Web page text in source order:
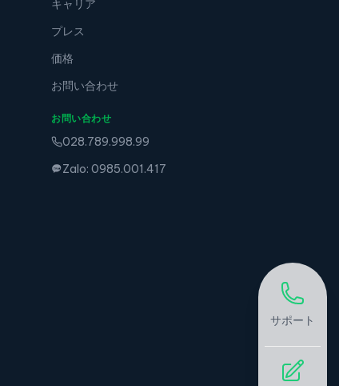
キャリア
プレス
価格
お問い合わせ
お問い合わせ
028.789.998.99
Zalo: 0985.001.417
サポート